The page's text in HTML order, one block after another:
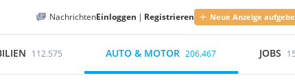
NachrichtenEinloggen | Registrieren Neue Anzeige
112.575 AUTO & MOTOR 206.467 JOBS